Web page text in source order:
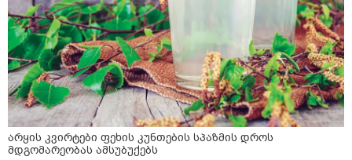
არყის კვირტები ფეხის კუნთების სპაზმის დროს
მდგომარეობას ამსუბუქებს